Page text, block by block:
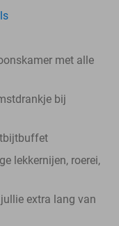
met alle
bij
lekkernijen, roerei,
extra lang van